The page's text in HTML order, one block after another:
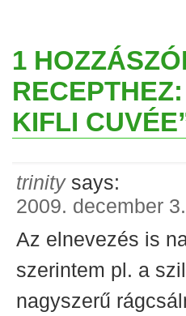
1
KIFLI
trinity says:
2009. december
Az elnevezés is
szerintem pl. a
nagyszerű